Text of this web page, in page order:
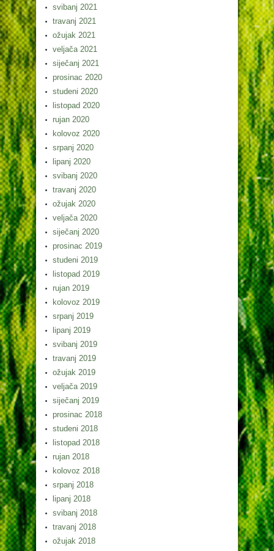
svibanj 2021
travanj 2021
ožujak 2021
veljača 2021
siječanj 2021
prosinac 2020
studeni 2020
listopad 2020
rujan 2020
kolovoz 2020
srpanj 2020
lipanj 2020
svibanj 2020
travanj 2020
ožujak 2020
veljača 2020
siječanj 2020
prosinac 2019
studeni 2019
listopad 2019
rujan 2019
kolovoz 2019
srpanj 2019
lipanj 2019
svibanj 2019
travanj 2019
ožujak 2019
veljača 2019
siječanj 2019
prosinac 2018
studeni 2018
listopad 2018
rujan 2018
kolovoz 2018
srpanj 2018
lipanj 2018
svibanj 2018
travanj 2018
ožujak 2018